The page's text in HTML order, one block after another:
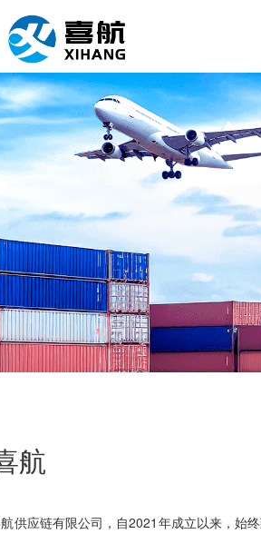
航
供应链有限公司，自2021年成立以来，始